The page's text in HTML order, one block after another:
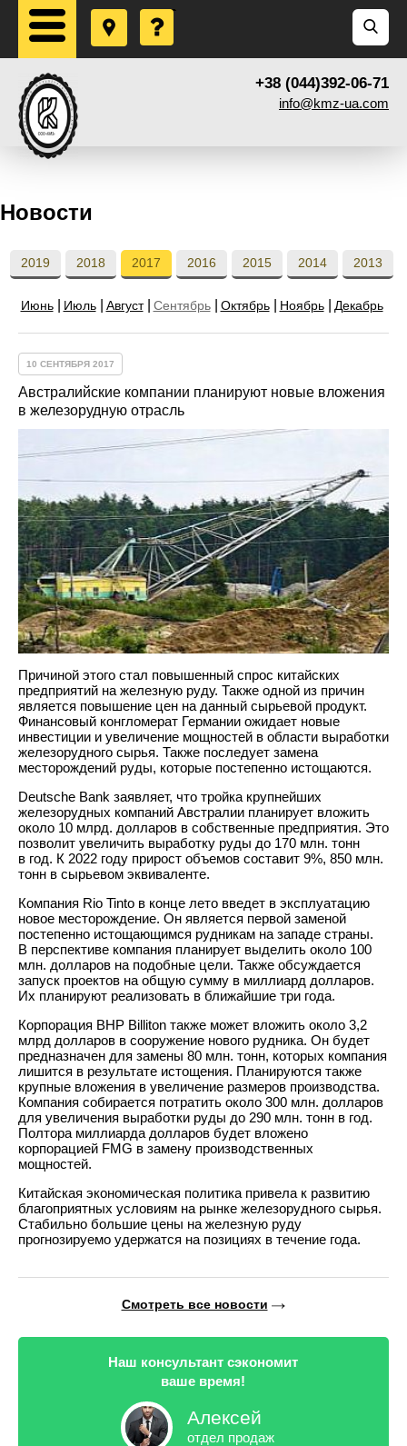
+38 (044)392-06-71
info@kmz-ua.com
Новости
2019 2018 2017 2016 2015 2014 2013
Июнь Июль Август Сентябрь Октябрь Ноябрь Декабрь
10 СЕНТЯБРЯ 2017
Австралийские компании планируют новые вложения
в железорудную отрасль
Причиной этого стал повышенный спрос китайских
предприятий на железную руду. Также одной из причин
является повышение цен на данный сырьевой продукт.
Финансовый конгломерат Германии ожидает новые
инвестиции и увеличение мощностей в области выработки
железорудного сырья. Также последует замена
месторождений руды, которые постепенно истощаются.
Deutsche Bank заявляет, что тройка крупнейших
железорудных компаний Австралии планирует вложить
около 10 млрд. долларов в собственные предприятия. Это
позволит увеличить выработку руды до 170 млн. тонн
в год. К 2022 году прирост объемов составит 9%, 850 млн.
тонн в сырьевом эквиваленте.
Компания Rio Tinto в конце лето введет в эксплуатацию
новое месторождение. Он является первой заменой
постепенно истощающимся рудникам на западе страны.
В перспективе компания планирует выделить около 100
млн. долларов на подобные цели. Также обсуждается
запуск проектов на общую сумму в миллиард долларов.
Их планируют реализовать в ближайшие три года.
Корпорация BHP Billiton также может вложить около 3,2
млрд долларов в сооружение нового рудника. Он будет
предназначен для замены 80 млн. тонн, которых компания
лишится в результате истощения. Планируются также
крупные вложения в увеличение размеров производства.
Компания собирается потратить около 300 млн. долларов
для увеличения выработки руды до 290 млн. тонн в год.
Полтора миллиарда долларов будет вложено
корпорацией FMG в замену производственных
мощностей.
Китайская экономическая политика привела к развитию
благоприятных условиям на рынке железорудного сырья.
Стабильно большие цены на железную руду
прогнозируемо удержатся на позициях в течение года.
Смотреть все новости
Наш консультант сэкономит
ваше время!
Алексей
отдел продаж